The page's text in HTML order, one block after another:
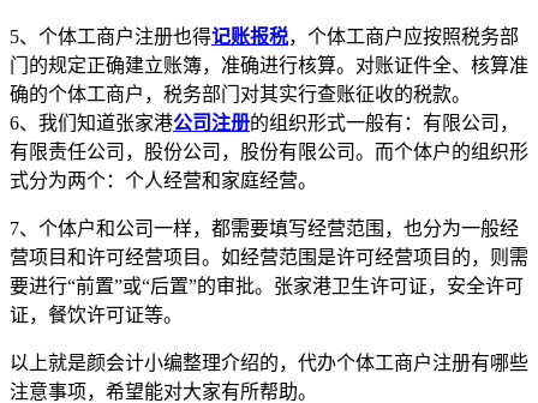
5、个体工商户注册也得记账报税，个体工商户应按照税务部
门的规定正确建立账簿，准确进行核算。对账证件全、核算准
确的个体工商户，税务部门对其实行查账征收的税款。
6、我们知道张家港公司注册的组织形式一般有：有限公司，
有限责任公司，股份公司，股份有限公司。而个体户的组织形
式分为两个：个人经营和家庭经营。
7、个体户和公司一样，都需要填写经营范围，也分为一般经
营项目和许可经营项目。如经营范围是许可经营项目的，则需
要进行“前置”或“后置”的审批。张家港卫生许可证，安全许可
证，餐饮许可证等。
以上就是颜会计小编整理介绍的，代办个体工商户注册有哪些
注意事项，希望能对大家有所帮助。